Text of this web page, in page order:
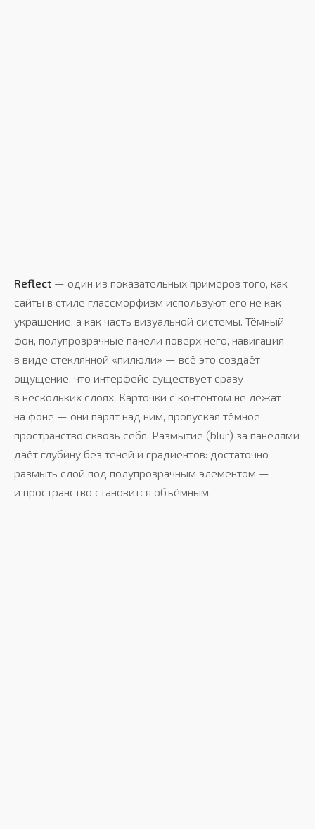
Reflect — один из показательных примеров того, как
сайты в стиле глассморфизм используют его не как
украшение, а как часть визуальной системы. Тёмный
фон, полупрозрачные панели поверх него, навигация
в виде стеклянной «пилюли» — всё это создаёт
ощущение, что интерфейс существует сразу
в нескольких слоях. Карточки с контентом не лежат
на фоне — они парят над ним, пропуская тёмное
пространство сквозь себя. Размытие (blur) за панелями
даёт глубину без теней и градиентов: достаточно
размыть слой под полупрозрачным элементом —
и пространство становится объёмным.